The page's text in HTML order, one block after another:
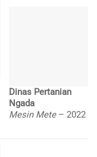
Dinas Pertanian
Ngada
Mesin Mete – 2022